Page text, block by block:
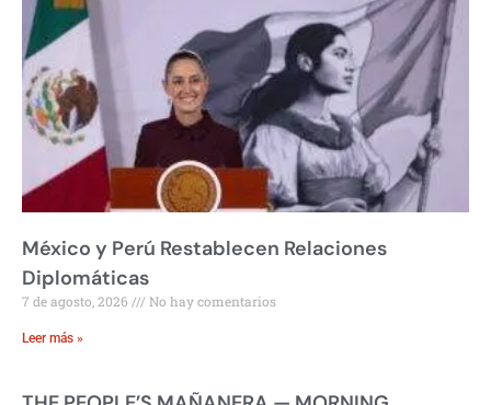
México y Perú Restablecen Relaciones
Diplomáticas
7 de agosto, 2026 No hay comentarios
Leer más »